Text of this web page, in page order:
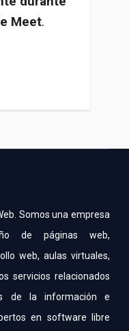
Meet.
Somos una empresa
de páginas web,
web, aulas virtuales,
servicios relacionados
de la información e
en software libre